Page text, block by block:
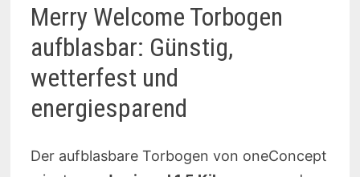
Merry Welcome Torbogen
aufblasbar: Günstig,
wetterfest und
energiesparend
Der aufblasbare Torbogen von oneConcept